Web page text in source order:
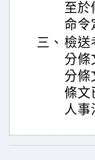
至於
命令
三、 檢送
分條
分條
條文
人事